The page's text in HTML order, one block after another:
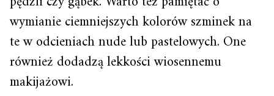
wymianie ciemniejszych kolorów szminek na
te w odcieniach nude lub pastelowych. One
również dodadzą lekkości wiosennemu
makijażowi.